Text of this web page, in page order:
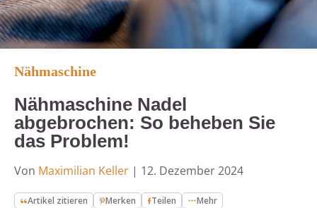
Nähmaschine
Nähmaschine Nadel
abgebrochen: So beheben Sie
das Problem!
Von Maximilian Keller | 12. Dezember 2024
Artikel zitieren Merken Teilen Mehr